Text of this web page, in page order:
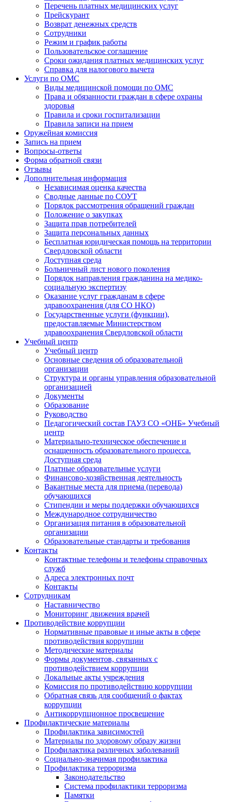
Перечень платных медицинских услуг
Прейскурант
Возврат денежных средств
Сотрудники
Режим и график работы
Пользовательское соглашение
Сроки ожидания платных медицинских услуг
Справка для налогового вычета
Услуги по ОМС
Виды медицинской помощи по ОМС
Права и обязанности граждан в сфере охраны
здоровья
Правила и сроки госпитализации
Правила записи на прием
Оружейная комиссия
Запись на прием
Вопросы-ответы
Форма обратной связи
Отзывы
Дополнительная информация
Независимая оценка качества
Сводные данные по СОУТ
Порядок рассмотрения обращений граждан
Положение о закупках
Защита прав потребителей
Защита персональных данных
Бесплатная юридическая помощь на территории
Свердловской области
Доступная среда
Больничный лист нового поколения
Порядок направления гражданина на медико-
социальную экспертизу
Оказание услуг гражданам в сфере
здравоохранения (для СО НКО)
Государственные услуги (функции),
предоставляемые Министерством
здравоохранения Свердловской области
Учебный центр
Учебный центр
Основные сведения об образовательной
организации
Структура и органы управления образовательной
организацией
Документы
Образование
Руководство
Педагогический состав ГАУЗ СО «ОНБ» Учебный
центр
Материально-техническое обеспечение и
оснащенность образовательного процесса.
Доступная среда
Платные образовательные услуги
Финансово-хозяйственная деятельность
Вакантные места для приема (перевода)
обучающихся
Стипендии и меры поддержки обучающихся
Международное сотрудничество
Организация питания в образовательной
организации
Образовательные стандарты и требования
Контакты
Контактные телефоны и телефоны справочных
служб
Адреса электронных почт
Контакты
Сотрудникам
Наставничество
Мониторинг движения врачей
Противодействие коррупции
Нормативные правовые и иные акты в сфере
противодействия коррупции
Методические материалы
Формы документов, связанных с
противодействием коррупции
Локальные акты учреждения
Комиссия по противодействию коррупции
Обратная связь для сообщений о фактах
коррупции
Антикоррупционное просвещение
Профилактические материалы
Профилактика зависимостей
Материалы по здоровому образу жизни
Профилактика различных заболеваний
Социально-значимая профилактика
Профилактика терроризма
Законодательство
Система профилактики терроризма
Памятки